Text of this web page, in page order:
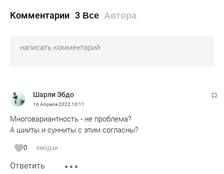
Комментарии 3 Все Автора
Шарли Эбдо
16 Апреля 2022 10:11
Многовариантность - не проблема?
А шииты и сунниты с этим согласны?
0 эмодзи
Ответить